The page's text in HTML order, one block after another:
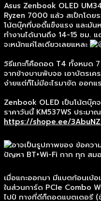
Asus Zenbook OLED
Ryzen 7000 แล้ว สเป็กโดย
โน้ตบุ๊คที่บอดี้แข็งแรง และมัน
ทำงานได้นานถึง 14-15 ชม.
จะหนักแค่โลเดียวเลยแหละ
วิธีแกะก็คือถอด T4 ทั้งหมด
จากข้างบานพับจอ เอาบัตรเ
ง่ายแต่ก็ไม่มีอะไรมาขัด ออกแ
Zenbook OLED เป็นโน้ตบุ๊
ราคาวันนี้ KM537WS ประมา
https://shope.ee/
เมื่อแกะออกมา มีแบตก้อนเบ้อ
ในส่วนการ์ด PCIe Combo
ไปป์ ทางที่ดีก็ถอดแบตเตอรี (